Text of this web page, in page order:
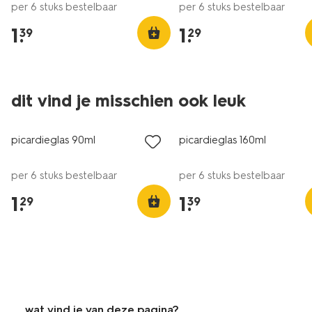
per 6 stuks bestelbaar
1.
39
per 6 stuks bestelbaar
1.
29
dit vind je misschien ook leuk
picardieglas 90ml
per 6 stuks bestelbaar
1.
29
picardieglas 160ml
per 6 stuks bestelbaar
1.
39